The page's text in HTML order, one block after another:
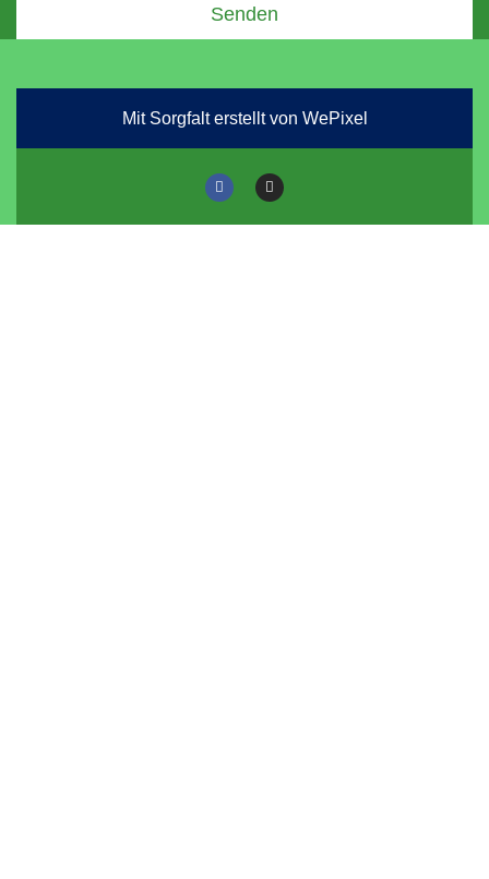
Senden
Mit Sorgfalt erstellt von WePixel